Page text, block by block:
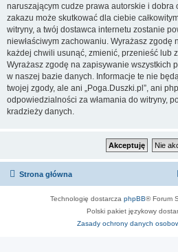
naruszającym cudze prawa autorskie i dobra
zakazu może skutkować dla ciebie
witryny, a twój dostawca internetu zostanie
niewłaściwym zachowaniu. Wyrażasz zgodę
każdej chwili usunąć, zmienić, przenieść lub
Wyrażasz zgodę na zapisywanie wszystkich
w naszej bazie danych. Informacje te nie
twojej zgody, ale ani „Poga.Duszki.pl”, ani
odpowiedzialności za włamania do witryny,
kradzieży danych.
Strona główna
Technologię dostarcza phpBB® Forum
Polski pakiet językowy
Zasady ochrony danych